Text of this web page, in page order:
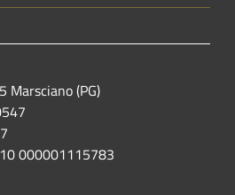
Marsciano (PG)
000001115783